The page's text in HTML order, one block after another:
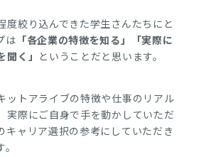
度絞り込んできた学生さんたちにと
は 「各企業の特徴を知る」「実際に
く」 ということだと思います。
ットアライブの特徴や仕事のリアル
実際にご自身で手を動かしていただ
キャリア選択の参考にしていただき